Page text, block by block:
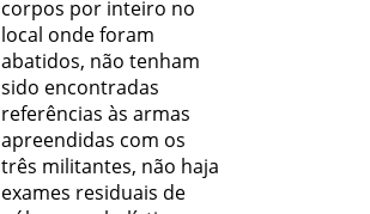
corpos por inteiro no
local onde foram
abatidos, não tenham
sido encontradas
referências às armas
apreendidas com os
três militantes, não haja
exames residuais de